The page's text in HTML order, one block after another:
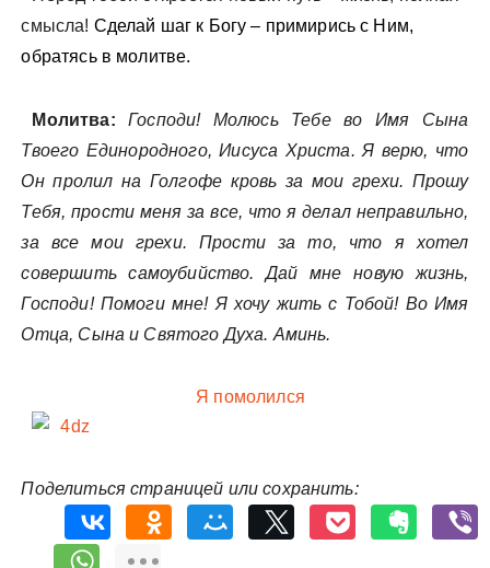
смысла! Сделай шаг к Богу – примирись с Ним,
обратясь в молитве.
Молитва:
Господи! Молюсь Тебе во Имя Сына
Твоего Единородного, Иисуса Христа. Я верю, что
Он пролил на Голгофе кровь за мои грехи. Прошу
Тебя, прости меня за все, что я делал неправильно,
за все мои грехи. Прости за то, что я хотел
совершить самоубийство. Дай мне новую жизнь,
Господи! Помоги мне! Я хочу жить с Тобой! Во Имя
Отца, Сына и Святого Духа. Аминь.
Я помолился
Поделиться страницей или сохранить: